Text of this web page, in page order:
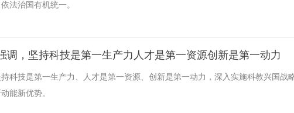
法治国有机统一。
调，坚持科技是第一生产力人才是第一资源创新是第一动力
科技是第一生产力、人才是第一资源、创新是第一动力，深入实施科教兴国
能新优势。